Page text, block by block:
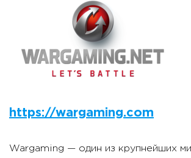
https://wargaming.com
Wargaming — один из крупнейших